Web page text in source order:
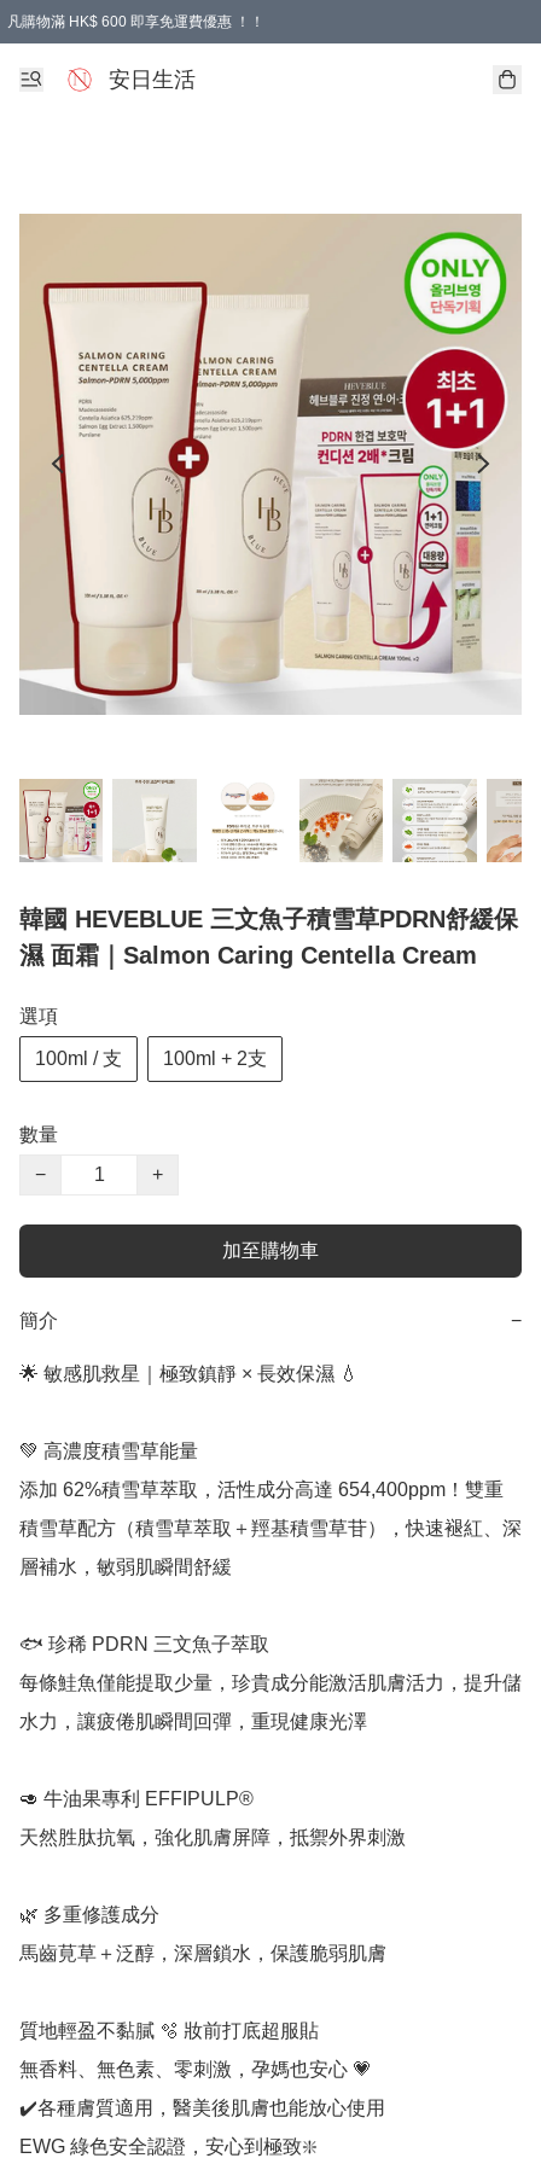
凡購物滿 HK$ 600 即享免運費優惠 ！！
安日生活
韓國 HEVEBLUE 三文魚子積雪草PDRN舒緩保
濕 面霜｜Salmon Caring Centella Cream
選項
100ml / 支 100ml + 2支
數量
−
+
加至購物車
簡介 −
🌟 敏感肌救星｜極致鎮靜 × 長效保濕 💧
💚 高濃度積雪草能量
添加 62%積雪草萃取，活性成分高達 654,400ppm！雙重
積雪草配方（積雪草萃取＋羥基積雪草苷），快速褪紅、深
層補水，敏弱肌瞬間舒緩
🐟 珍稀 PDRN 三文魚子萃取
每條鮭魚僅能提取少量，珍貴成分能激活肌膚活力，提升儲
水力，讓疲倦肌瞬間回彈，重現健康光澤
🥑 牛油果專利 EFFIPULP®
天然胜肽抗氧，強化肌膚屏障，抵禦外界刺激
🌿 多重修護成分
馬齒莧草＋泛醇，深層鎖水，保護脆弱肌膚
質地輕盈不黏膩 🫧 妝前打底超服貼
無香料、無色素、零刺激，孕媽也安心 💗
✔️各種膚質適用，醫美後肌膚也能放心使用
EWG 綠色安全認證，安心到極致❇️